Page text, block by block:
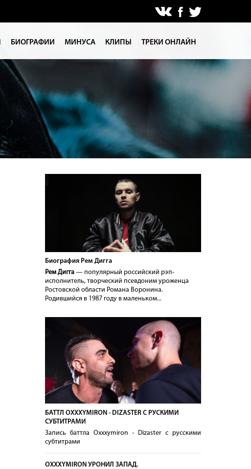
БИОГРАФИИ МИНУСА КЛИПЫ ТРЕКИ ОНЛАЙН
Биография Рем Дигга
Рем Дигга— популярный российский рэп-
исполнитель, творческий псевдоним уроженца
Ростовской области Романа Воронина.
Родившийся в 1987 году в маленьком...
БАТТЛ OXXXYMIRON - DIZASTER С РУСКИМИ
СУБТИТРАМИ
Запись баттла Oxxxymiron - Dizaster с русскими
субтитрами
OXXXYMIRON УРОНИЛ ЗАПАД.